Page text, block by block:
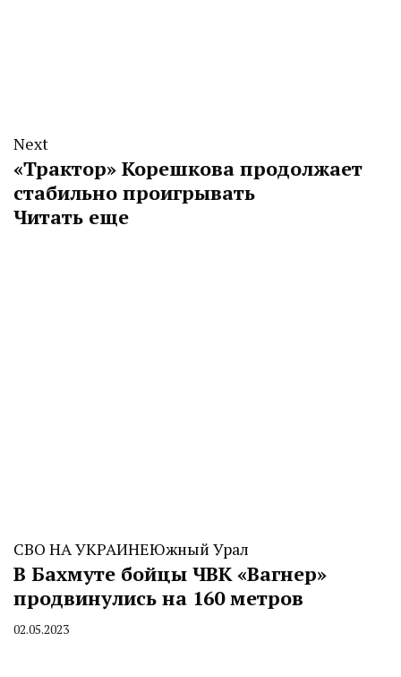
Next
«Трактор» Корешкова продолжает
стабильно проигрывать
Читать еще
СВО НА УКРАИНЕЮжный Урал
В Бахмуте бойцы ЧВК «Вагнер»
продвинулись на 160 метров
By
02.05.2023